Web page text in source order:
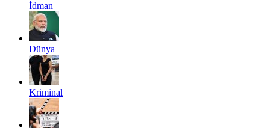
İdman
Dünya
Kriminal